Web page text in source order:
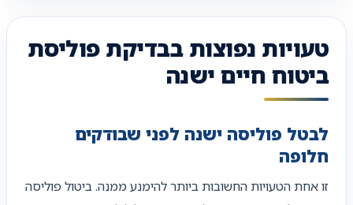
טעויות נפוצות בבדיקת פוליסת
ביטוח חיים ישנה
לבטל פוליסה ישנה לפני שבודקים
חלופה
זו אחת הטעויות החשובות ביותר להימנע ממנה. ביטול פוליסה